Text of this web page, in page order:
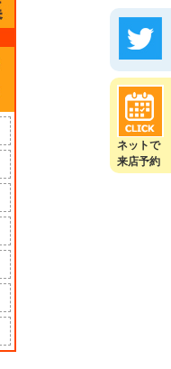
ネットで
来店予約